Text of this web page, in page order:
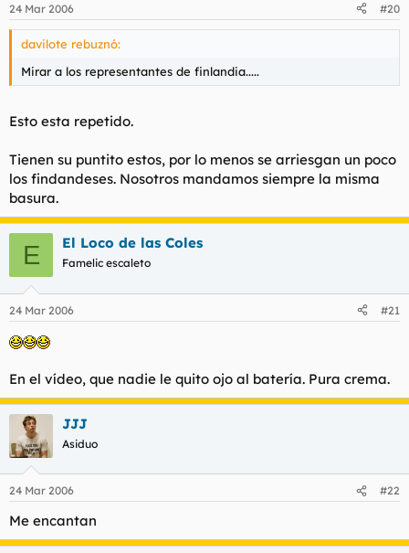
24 Mar 2006 #20
davilote rebuznó:
Mirar a los representantes de finlandia.....
Esto esta repetido.
Tienen su puntito estos, por lo menos se arriesgan un poco
los findandeses. Nosotros mandamos siempre la misma
basura.
E El Loco de las Coles
Famelic escaleto
24 Mar 2006 #21
En el vídeo, que nadie le quito ojo al batería. Pura crema.
JJJ
Asiduo
24 Mar 2006 #22
Me encantan